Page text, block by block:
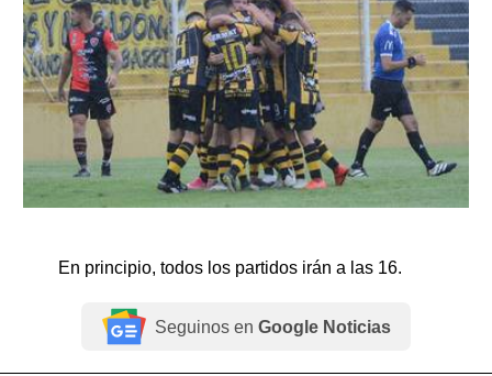
En principio, todos los partidos irán a las 16.
Seguinos en Google Noticias